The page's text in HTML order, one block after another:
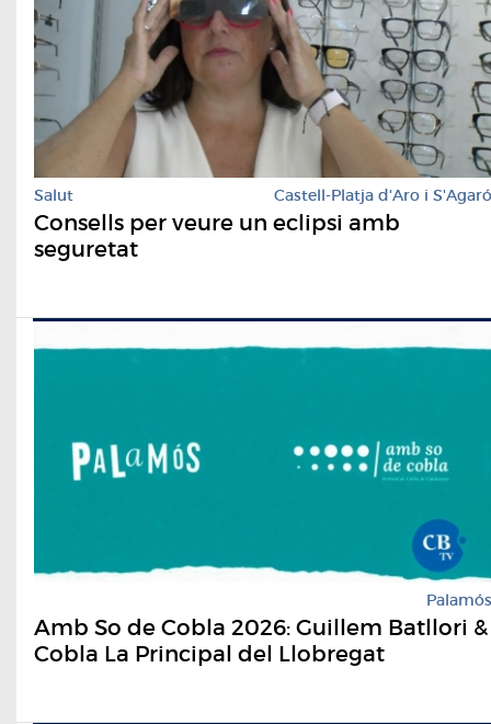
Salut Castell-Platja d'Aro i S'Agaró
Consells per veure un eclipsi amb
seguretat
Palamós
Amb So de Cobla 2026: Guillem Batllori &
Cobla La Principal del Llobregat